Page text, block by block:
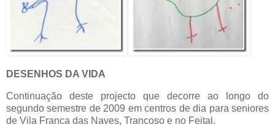
DESENHOS DA VIDA
Continuação deste projecto que decorre ao longo do
segundo semestre de 2009 em centros de dia para seniores
de Vila Franca das Naves, Trancoso e no Feital.